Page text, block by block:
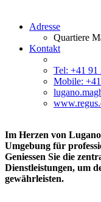
Adresse
Quartiere
Kontakt
Tel: +41 91
Mobile:
Im Herzen von
Umgebung für
Geniessen Sie die
Dienstleistungen, um
gewährleisten.